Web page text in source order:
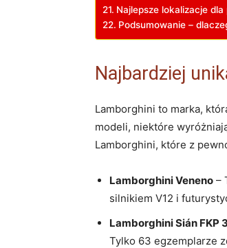
Najlepsze lokalizacje
Podsumowanie –
Najbardziej
Lamborghini⁢ to marka,
‌modeli, niektóre
Lamborghini, które z
Lamborghini Veneno –
silnikiem V12 i
Lamborghini Sián ⁤FKP
Tylko 63 ⁢egzemplarze